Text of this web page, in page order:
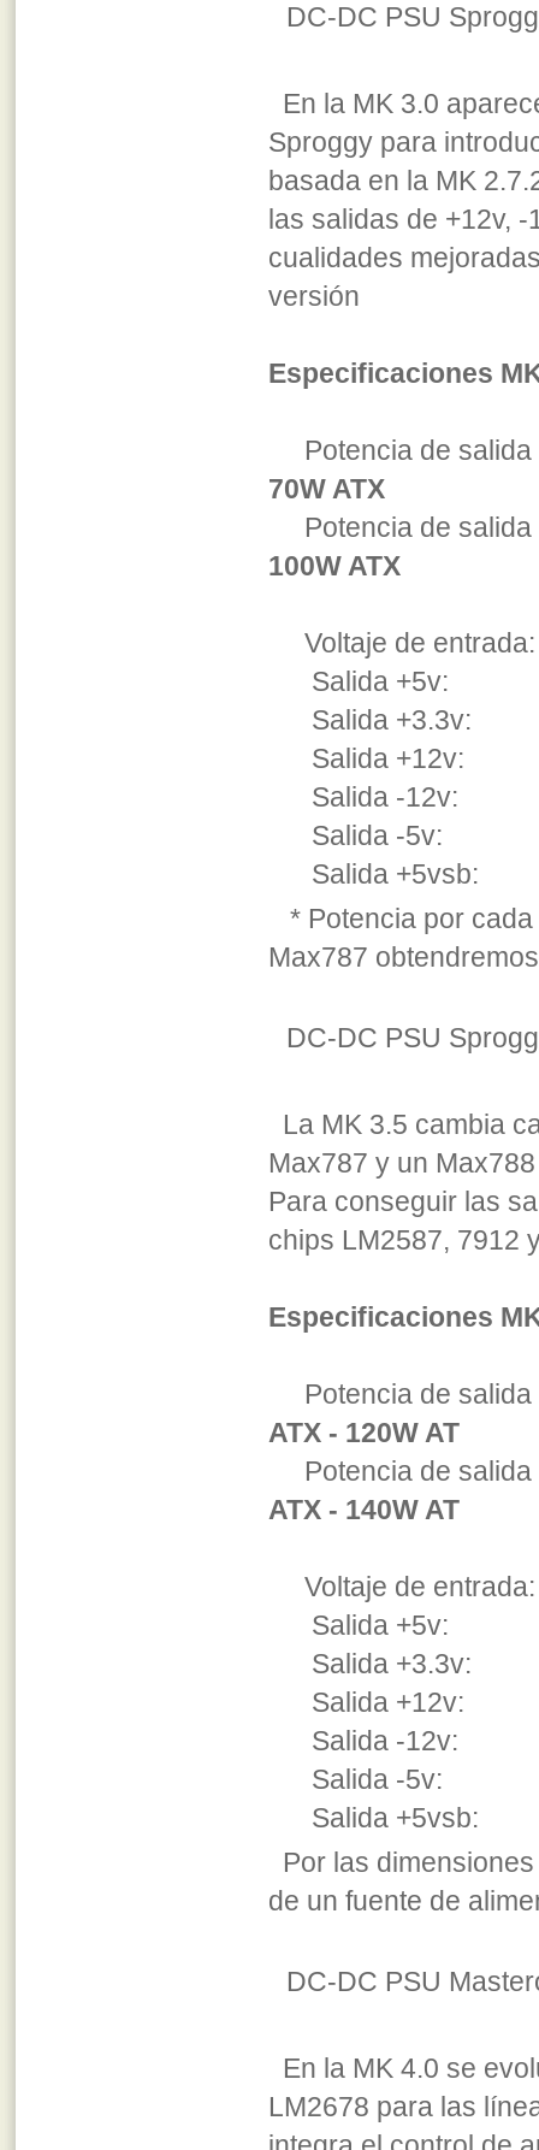
DC-DC PSU
En la MK 3.0
Sproggy para
basada en la MK
las salidas de +12v,
cualidades
versión
Especificaciones
Potencia de salida
70W ATX
Potencia de
100W ATX
Voltaje de
Salida +5v: 5A
Salida +3.3v:
Salida +12v:
Salida -12v:
Salida -5v:
Salida
* Potencia por
Max787
DC-DC PSU
La MK 3.5 cambia
Max787 y un
Para conseguir las
chips LM2587, 7912
Especificaciones
Potencia de
ATX - 120W AT
Potencia de
ATX - 140W AT
Voltaje de
Salida +5v:
Salida +3.3v:
Salida +12v:
Salida -12v:
Salida -5v:
Salida +5vsb:
Por las
de un fuente de
DC-DC PSU
En la MK 4.0 se
LM2678 para las